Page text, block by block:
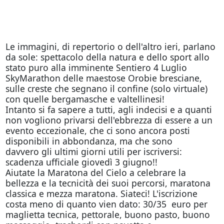
Le immagini, di repertorio o dell'altro ieri, parlano
da sole: spettacolo della natura e dello sport allo
stato puro alla imminente Sentiero 4 Luglio
SkyMarathon delle maestose Orobie bresciane,
sulle creste che segnano il confine (solo virtuale)
con quelle bergamasche e valtellinesi!
Intanto si fa sapere a tutti, agli indecisi e a quanti
non vogliono privarsi dell'ebbrezza di essere a un
evento eccezionale, che ci sono ancora posti
disponibili in abbondanza, ma che sono
davvero gli ultimi giorni utili per iscriversi:
scadenza ufficiale giovedì 3 giugno!!
Aiutate la Maratona del Cielo a celebrare la
bellezza e la tecnicità dei suoi percorsi, maratona
classica e mezza maratona. Siateci! L'iscrizione
costa meno di quanto vien dato: 30/35 euro per
maglietta tecnica, pettorale, buono pasto, buono